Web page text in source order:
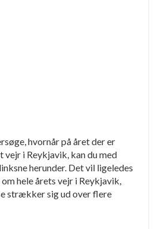
hvornår på året der er
i Reykjavik, kan du med
herunder. Det vil ligeledes
hele årets vejr i Reykjavik,
strækker sig ud over flere